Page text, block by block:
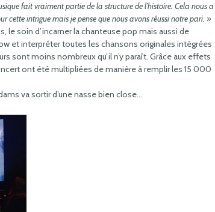
fait vraiment partie de la structure de l’histoire. Cela nous a
cette intrigue mais je pense que nous avons réussi notre pari. »
le soin d’incarner la chanteuse pop mais aussi de
et interpréter toutes les chansons originales intégrées
sont moins nombreux qu’il n’y paraît. Grâce aux effets
ont été multipliées de manière à remplir les 15 000
va sortir d’une nasse bien close…